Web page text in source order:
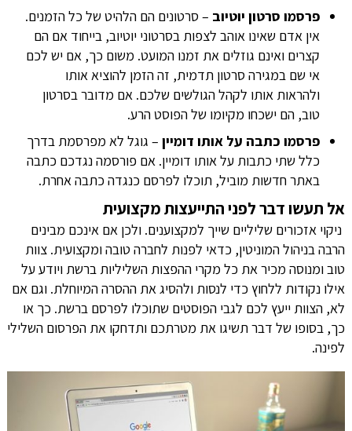
פרסמו סרטון יוטיוב – סרטונים הם הלהיט של כל הזמנים.
אין אדם שאינו אוהב לצפות בסרטוני יוטיוב, בייחוד אם הם
קצרים ואינם גוזלים את זמנו המועט. משום כך, אם יש לכם
אי שם במגירה סרטון תדמית, זה הזמן להוציא אותו
ולהראות אותו לקהל הגולשים שלכם. אם מדובר בסרטון
טוב, הם ישכחו מקיומו של הפוסט הרע.
פרסמו כתבה על אותו דומיין– גוגל לא מפרסמת בדרך
כלל שתי כתבות על אותו דומיין. אם פורסמה נגדכם כתבה
באתר חדשות מוביל, תוכלו לפרסם כנגדה כתבה אחרת.
אל תעשו דבר לפני התייעצות מקצועית
ניקוי אזכורים שליליים שייך למקצוענים. ולכן אם אינכם מבינים
הרבה בניהול המוניטין, כדאי לפנות לחברה טובה ומקצועית. צוות
טוב ומנוסה מכיר את כל מקרי ההפצות השליליות ברשת ויודע על
אילו נקודות ללחוץ כדי לנסות ולהסיג את ההסרה המיוחלת. וגם אם
לא, הצוות ייעץ לכם לגבי הפוסטים שתוכלו לפרסם ברשת. כך או
כך, בסופו של דבר תשיגו את מטרתכם ותדחקו את הפרסום השלילי
לפינה.